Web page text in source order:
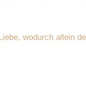
wodurch allein